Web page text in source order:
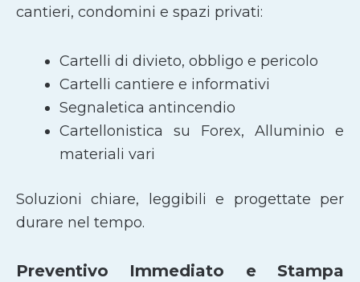
cantieri, condomini e spazi privati:
Cartelli di divieto, obbligo e pericolo
Cartelli cantiere e informativi
Segnaletica antincendio
Cartellonistica su Forex, Alluminio e
materiali vari
Soluzioni chiare, leggibili e progettate per
durare nel tempo.
Preventivo Immediato e Stampa